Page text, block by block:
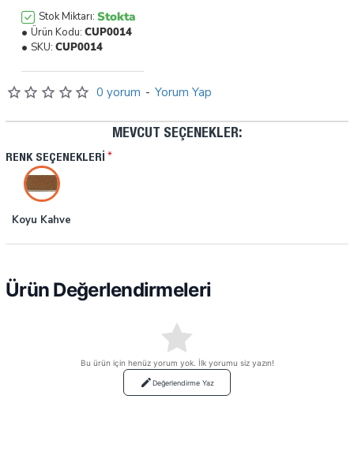
0 yorum - Yorum Yap
Stok Miktarı: Stokta
Ürün Kodu: CUP0014
SKU: CUP0014
MEVCUT SEÇENEKLER:
RENK SEÇENEKLERI
Koyu Kahve
Ürün Değerlendirmeleri
Bu ürün için henüz yorum yok. İlk yorumu siz yazın!
Değerlendirme Yaz